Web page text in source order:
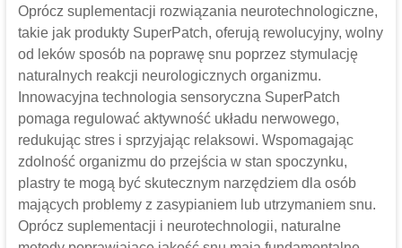
Oprócz suplementacji rozwiązania neurotechnologiczne,
takie jak produkty SuperPatch, oferują rewolucyjny, wolny
od leków sposób na poprawę snu poprzez stymulację
naturalnych reakcji neurologicznych organizmu.
Innowacyjna technologia sensoryczna SuperPatch
pomaga regulować aktywność układu nerwowego,
redukując stres i sprzyjając relaksowi. Wspomagając
zdolność organizmu do przejścia w stan spoczynku,
plastry te mogą być skutecznym narzędziem dla osób
mających problemy z zasypianiem lub utrzymaniem snu.
Oprócz suplementacji i neurotechnologii, naturalne